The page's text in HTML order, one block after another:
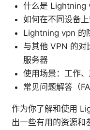
什么是 Lightning
如何在不同设备
Lightning vpn 的
与其他 VPN 的对
服务器
使用场景：工作
常见问题解答（
作为你了解和使用
出一些有用的资源和